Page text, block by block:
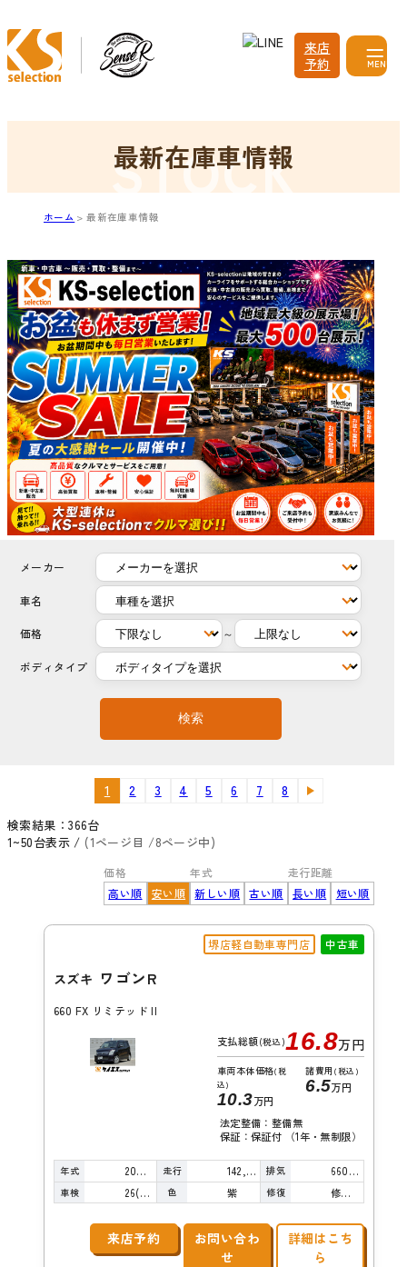
来店
予約
MENU
最新在庫車情報
ホーム 最新在庫車情報
メーカー
車名
価格 ～
ボディタイプ
検索
1 2 3 4 5 6 7 8
検索結果：366台
1~50台表示 /(1ページ目 /8ページ中)
価格
高い順
安い順
年式
新しい順
古い順
走行距離
長い順
短い順
堺店軽自動車専門店 中古車
スズキ ワゴンR
660 FX リミテッド II
支払総額(税込)16.8万円
車両本体価格(税
込)
10.3万円
諸費用 (税込)
6.5万円
法定整備：整備無
保証：保証付 （1年・無制限）
年式 2009年 走行 142,000km 排気 660cc
車検 26(R8)/08 色 紫 修復 修復歴無し
来店予約
お問い合わ
せ
詳細はこち
ら